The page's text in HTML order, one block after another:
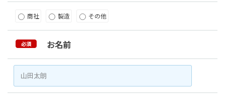
商社 製造 その他
必須 お名前